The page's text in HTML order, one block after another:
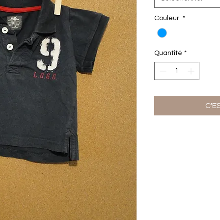
Couleur *
Quantité *